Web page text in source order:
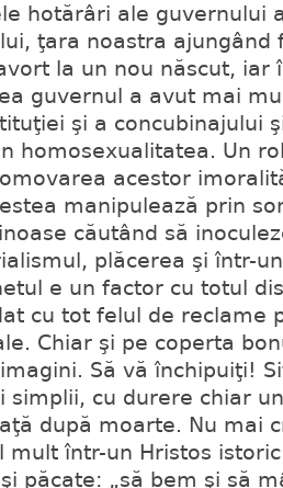
hotărâri ale guvernului
ţara noastra ajungând
la un nou născut, iar
guvernul a avut mai
şi a concubinajului
homosexualitatea. Un
acestor
manipulează prin
căutând să
plăcerea şi într-
e un factor cu totul
cu tot felul de reclame
Chiar şi pe coperta
Să vă închipuiţi!
simplii, cu durere chiar
după moarte. Nu mai
mult într-un Hristos
păcate: „să bem şi să